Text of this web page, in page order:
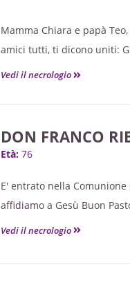
Mamma Chiara e papà
amici tutti, ti dicono uniti:
Gioele riposerà nel cimitero
Betania dei Cercatori di
Vedi il necrologio
DON FRANCO
Età: 76
E' entrato nella
affidiamo a Gesù Buon
parrocchie di Bagnolo
fedeli delle varie
Vedi il necrologio